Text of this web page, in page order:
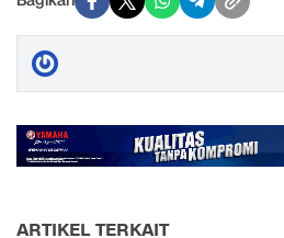
ARTIKEL TERKAIT